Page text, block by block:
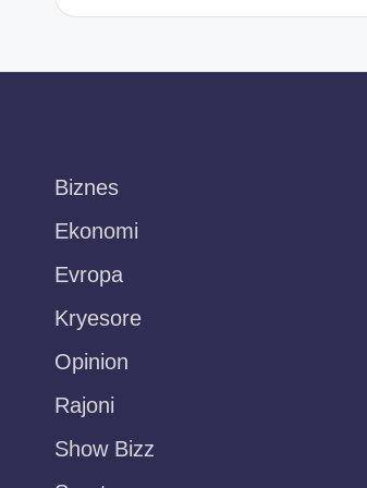
Biznes
Ekonomi
Evropa
Kryesore
Opinion
Rajoni
Show Bizz